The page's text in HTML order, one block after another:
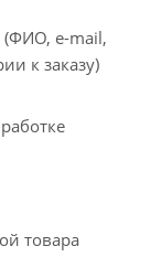
(ФИО, e-mail,
к заказу)
товара